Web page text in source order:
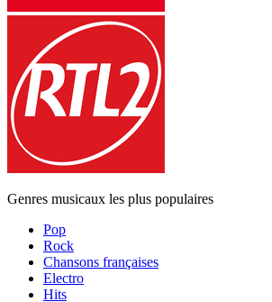
Genres musicaux les plus populaires
Pop
Rock
Chansons françaises
Electro
Hits